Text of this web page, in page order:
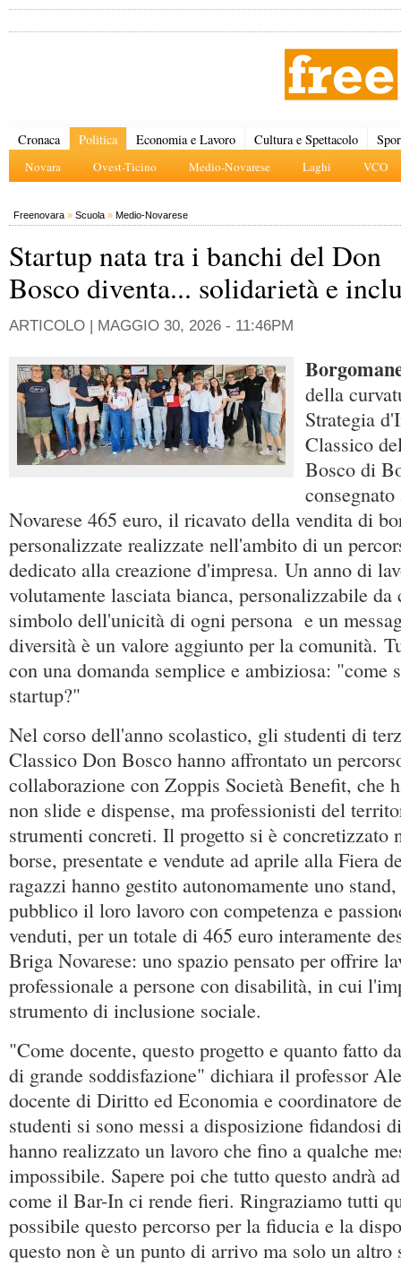
Cronaca Politica
Novara Ovest-Ticino Medio-Novarese Laghi VCO
Economia e Lavoro Cultura e Spettacolo
Freenovara » Scuola » Medio-Novarese
Startup nata tra i banchi del Don
Bosco diventa... solidarietà e
ARTICOLO | MAGGIO 30, 2026 - 11:46PM
della
Strategia
Classico
Bosco di
Novarese 465 euro, il ricavato della vendita di
personalizzate realizzate nell'ambito di un
dedicato alla creazione d'impresa. Un anno di
volutamente lasciata bianca, personalizzabile
simbolo dell'unicità di ogni persona e un
diversità è un valore aggiunto per la comunità.
con una domanda semplice e ambiziosa: "come
startup?"
Nel corso dell'anno scolastico, gli studenti di
Classico Don Bosco hanno affrontato un
collaborazione con Zoppis Società Benefit, che
non slide e dispense, ma professionisti del
strumenti concreti. Il progetto si è concretizzato
borse, presentate e vendute ad aprile alla Fiera
ragazzi hanno gestito autonomamente uno
pubblico il loro lavoro con competenza e
venduti, per un totale di 465 euro interamente
Briga Novarese: uno spazio pensato per offrire
professionale a persone con disabilità, in cui
strumento di inclusione sociale.
"Come docente, questo progetto e quanto fatto
di grande soddisfazione" dichiara il professor
docente di Diritto ed Economia e coordinatore
studenti si sono messi a disposizione fidandosi
hanno realizzato un lavoro che fino a qualche
impossibile. Sapere poi che tutto questo andrà
come il Bar-In ci rende fieri. Ringraziamo tutti
possibile questo percorso per la fiducia e la
questo non è un punto di arrivo ma solo un altro